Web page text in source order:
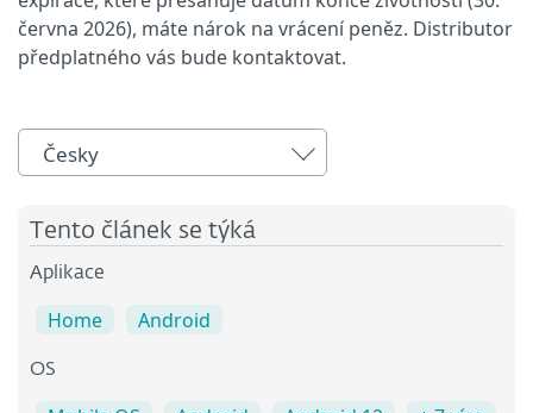
června 2026), máte nárok na vrácení peněz. Distributor
předplatného vás bude kontaktovat.
Česky
Tento článek se týká
Aplikace
Home Android
OS